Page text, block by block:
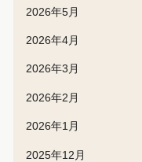
2026年5月
2026年4月
2026年3月
2026年2月
2026年1月
2025年12月